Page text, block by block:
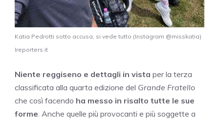
Katia Pedrotti sotto accusa, si vede tutto (Instagram @misskatia)
Ireporters.it
Niente reggiseno e dettagli in vista per la terza
classificata alla quarta edizione del Grande Fratello
che così facendo ha messo in risalto tutte le sue
forme . Anche quelle più provocanti e più soggette a